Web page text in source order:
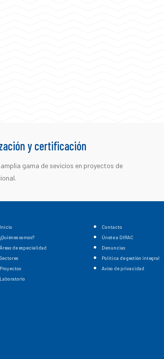
y certificación
gama de sevicios en proyectos de
Inicio
¿Quiénes somos?
Áreas de especialidad
Sectores
Proyectos
Laboratorio
Contacto
Únete a DIRAC
Denuncias
Política de gestión integral
Aviso de privacidad